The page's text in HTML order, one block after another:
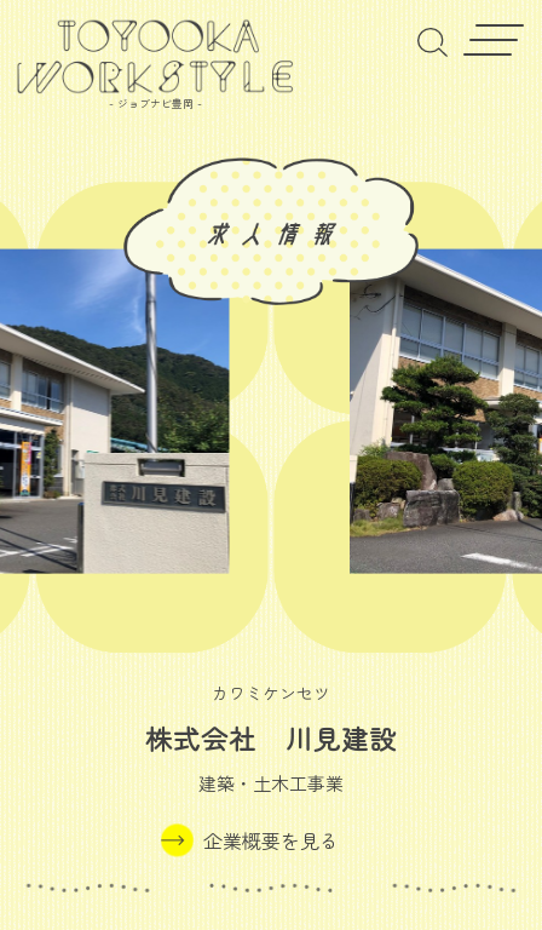
- ジョブナビ豊岡 -
カワミケンセツ
株式会社 川見建設
建築・土木工事業
企業概要を見る